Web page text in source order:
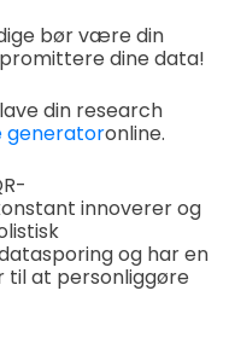
bør være din
dine data!
din research
generatoronline.
innoverer og
og har en
til at personliggøre